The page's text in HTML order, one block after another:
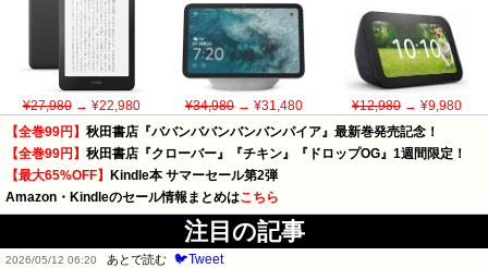
¥27,980→ ¥22,980 ¥34,980→ ¥31,480 ¥12,980→ ¥9,980
【全巻99円】 秋田書店『ババンババンバンバンパイア』最新巻発売記念！
【全巻99円】 秋田書店『クローバー』『チキン』『ドロップOG』1週間限定！
【最大65%OFF】 Kindle本 サマーセール第2弾
Amazon・Kindleのセール情報まとめはこちら
注目の記事
2026/05/12 06:20 あとで読む 🐦Tweet